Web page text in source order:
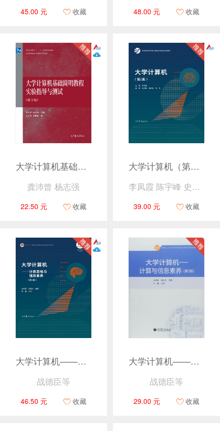
45.00 元 收藏 48.00 元 收藏
大学计算机基础简明教程实验指导与测试（第3版）
龚沛曾 杨志强
22.50 元 收藏
大学计算机（第2版）
李凤霞 陈宇峰 史树敏 余月
39.00 元 收藏
大学计算机——计算思维与信息素养（第3版）
战德臣等
46.50 元 收藏
大学计算机——计算与信息素养（第2版）
战德臣等
29.00 元 收藏